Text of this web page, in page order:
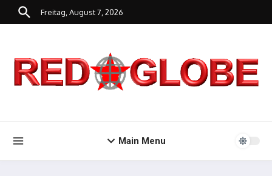
Zum Inhalt springen
Freitag, August 7, 2026
Main Menu